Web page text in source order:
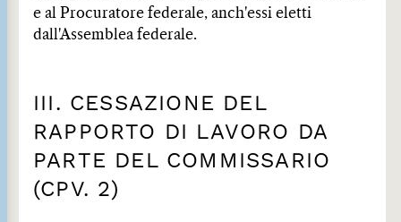
e al Procuratore federale, anch'essi eletti
dall'Assemblea federale.
III. CESSAZIONE DEL
RAPPORTO DI LAVORO DA
PARTE DEL COMMISSARIO
(CPV. 2)